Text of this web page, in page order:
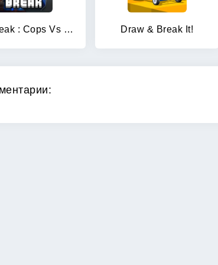
Jail Break : Cops Vs Robbers Draw & Break It!